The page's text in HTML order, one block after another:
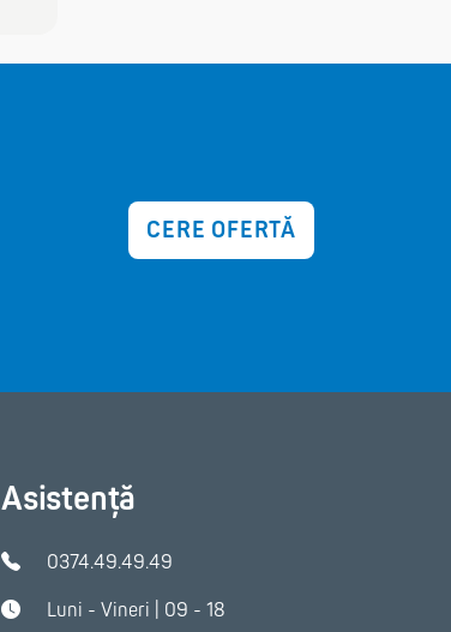
CERE OFERTĂ
Asistență
0374.49.49.49
Luni - Vineri | 09 - 18